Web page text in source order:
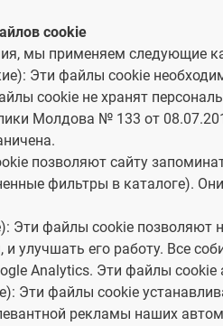
вы соглашаетесь на
cookie
мы применяем следующие
Эти файлы cookie
cookie не хранят
Молдова № 133 от
позволяют сайту
фильтры в каталоге).
Эти файлы cookie
и улучшать его работу. Все
Analytics. Эти файлы cookie
Эти файлы cookie
рекламы наших